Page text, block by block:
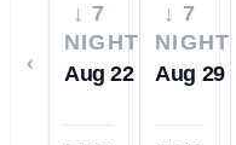
‹
↓ 7
NIGHTS
Aug 22
↓ 7
NIGHTS
Aug 29